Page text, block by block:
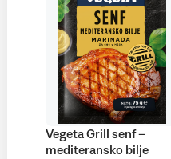
Vegeta Grill senf –
mediteransko bilje